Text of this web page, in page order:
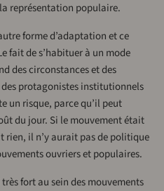
représentation populaire.
forme d’adaptation et ce
fait de s’habituer à un mode
des circonstances et des
protagonistes institutionnels
un risque, parce qu’il peut
du jour. Si le mouvement était
rien, il n’y aurait pas de politique
ouvriers et populaires.
fort au sein des mouvements